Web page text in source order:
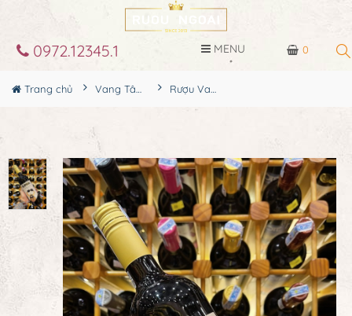
0
0972.12345.1 MENU
Trang chủ Vang Tây Ban Nha Rượu Vang Tây Ban Nha El Pugil Barrel Aged Vùng Toro